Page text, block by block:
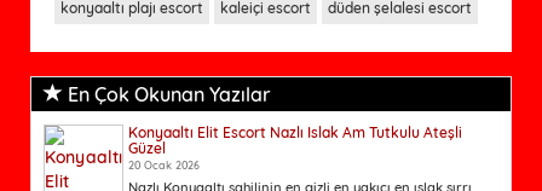
konyaaltı plajı escort
kaleiçi escort düden şelalesi escort
En Çok Okunan Yazılar
Konyaaltı Elit Escort Nazlı Islak Am Tutkulu Ateşli
Güzel
20 Ocak 2026
Nazlı Konyaaltı sahilinin en gizli en yakıcı en ıslak sırrı